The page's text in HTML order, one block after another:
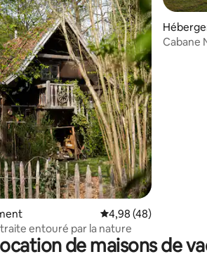
la base de 68 commentaires : 5 sur 5
Évaluation moyenne
4,98 (48)
entouré par la nature
Cabane
de maisons de